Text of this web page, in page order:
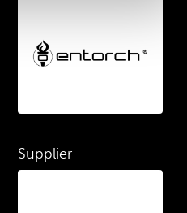
Supplier